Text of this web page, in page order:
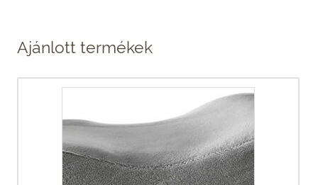
Ajánlott termékek